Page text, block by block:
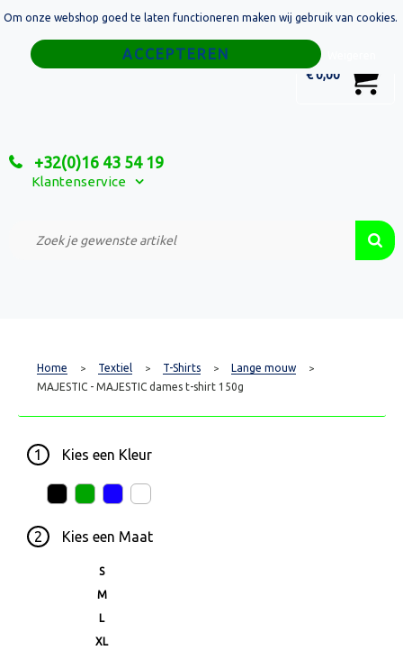
€ 0,00
+32(0)16 43 54 19
Klantenservice
Home
Relatiegeschenken
Custom Made Projecten
Home > Textiel > T-Shirts > Lange mouw >
MAJESTIC - MAJESTIC dames t-shirt 150g
1 Kies een Kleur
2 Kies een Maat
S
M
L
XL
Om onze webshop goed te laten functioneren maken wij gebruik van cookies.